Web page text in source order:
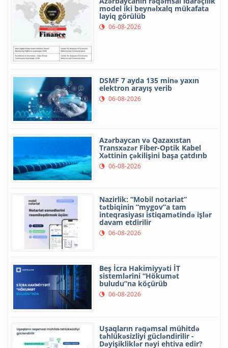
model iki beynəlxalq mükafata
layiq görülüb
06-08-2026
DSMF 7 ayda 135 minə yaxın
elektron arayış verib
06-08-2026
Azərbaycan və Qazaxıstan
Transxəzər Fiber-Optik Kabel
Xəttinin çəkilişini başa çatdırıb
06-08-2026
Nazirlik: “Mobil notariat”
tətbiqinin “mygov”a tam
inteqrasiyası istiqamətində işlər
davam etdirilir
06-08-2026
Beş İcra Hakimiyyəti İT
sistemlərini “Hökumət
buludu”na köçürüb
06-08-2026
Uşaqların rəqəmsal mühitdə
təhlükəsizliyi gücləndirilir -
Dəyişikliklər nəyi ehtiva edir?